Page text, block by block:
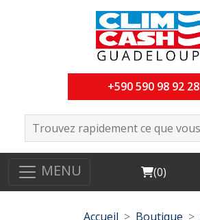
+590 590 98 92 28
MENU Cart
(0)
Accueil Boutique